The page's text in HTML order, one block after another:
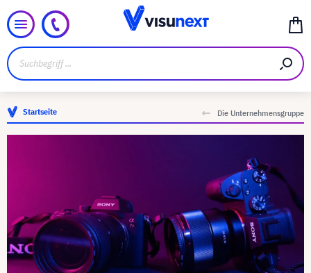
Startseite Die Unternehmensgruppe